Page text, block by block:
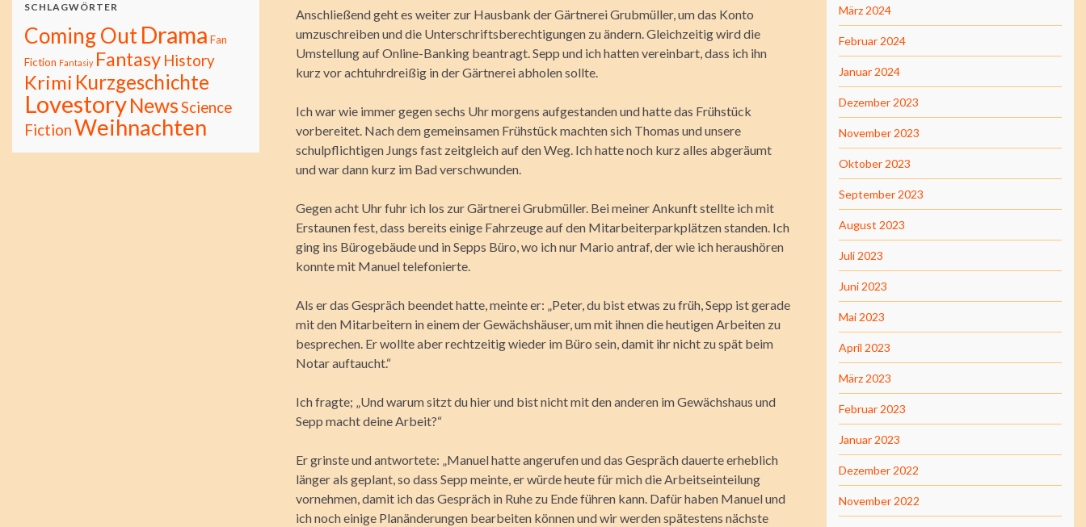
Anschließend geht es weiter zur Hausbank der Gärtnerei Grubmüller, um das Konto
umzuschreiben und die Unterschriftsberechtigungen zu ändern. Gleichzeitig wird die
Umstellung auf Online-Banking beantragt. Sepp und ich hatten vereinbart, dass ich ihn
kurz vor achtuhrdreißig in der Gärtnerei abholen sollte.
Ich war wie immer gegen sechs Uhr morgens aufgestanden und hatte das Frühstück
vorbereitet. Nach dem gemeinsamen Frühstück machten sich Thomas und unsere
schulpflichtigen Jungs fast zeitgleich auf den Weg. Ich hatte noch kurz alles abgeräumt
und war dann kurz im Bad verschwunden.
Gegen acht Uhr fuhr ich los zur Gärtnerei Grubmüller. Bei meiner Ankunft stellte ich mit
Erstaunen fest, dass bereits einige Fahrzeuge auf den Mitarbeiterparkplätzen standen. Ich
ging ins Bürogebäude und in Sepps Büro, wo ich nur Mario antraf, der wie ich heraushören
konnte mit Manuel telefonierte.
Als er das Gespräch beendet hatte, meinte er: „Peter, du bist etwas zu früh, Sepp ist gerade
mit den Mitarbeitern in einem der Gewächshäuser, um mit ihnen die heutigen Arbeiten zu
besprechen. Er wollte aber rechtzeitig wieder im Büro sein, damit ihr nicht zu spät beim
Notar auftaucht.“
Ich fragte; „Und warum sitzt du hier und bist nicht mit den anderen im Gewächshaus und
Sepp macht deine Arbeit?“
Er grinste und antwortete: „Manuel hatte angerufen und das Gespräch dauerte erheblich
länger als geplant, so dass Sepp meinte, er würde heute für mich die Arbeitseinteilung
vornehmen, damit ich das Gespräch in Ruhe zu Ende führen kann. Dafür haben Manuel und
ich noch einige Planänderungen bearbeiten können und wir werden spätestens nächste
SCHLAGWÖRTER
Coming OutDrama Fan
Fiction Fantasiy Fantasy History
Krimi Kurzgeschichte
LovestoryNewsScience
FictionWeihnachten
März 2024
Februar 2024
Januar 2024
Dezember 2023
November 2023
Oktober 2023
September 2023
August 2023
Juli 2023
Juni 2023
Mai 2023
April 2023
März 2023
Februar 2023
Januar 2023
Dezember 2022
November 2022